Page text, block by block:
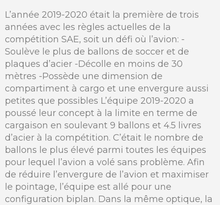
L’année 2019-2020 était la première de trois
années avec les règles actuelles de la
compétition SAE, soit un défi où l’avion: -
Soulève le plus de ballons de soccer et de
plaques d’acier -Décolle en moins de 30
mètres -Possède une dimension de
compartiment à cargo et une envergure aussi
petites que possibles L’équipe 2019-2020 a
poussé leur concept à la limite en terme de
cargaison en soulevant 9 ballons et 4.5 livres
d’acier à la compétition. C’était le nombre de
ballons le plus élevé parmi toutes les équipes
pour lequel l’avion a volé sans problème. Afin
de réduire l’envergure de l’avion et maximiser
le pointage, l’équipe est allé pour une
configuration biplan. Dans la même optique, la